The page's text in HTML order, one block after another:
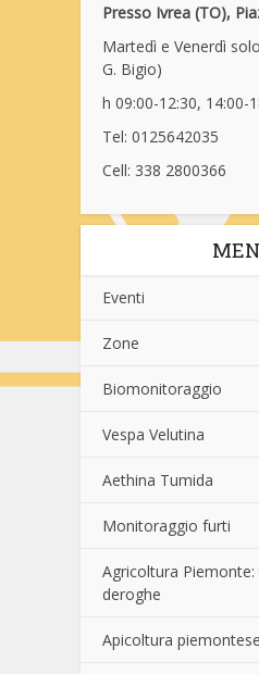
Presso Ivrea (TO),
Martedì e Venerdì
G. Bigio)
h 09:00-12:30, 14:00-
Tel: 0125642035
Cell: 338 2800366
Eventi
Zone
Biomonitoraggio
Vespa Velutina
Aethina Tumida
Monitoraggio furti
Agricoltura
deroghe
Apicoltura piemontese